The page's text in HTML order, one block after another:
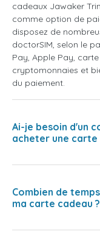
cadeaux Jawaker
comme option de
disposez de
doctorSIM, selon le
Pay, Apple Pay,
cryptomonnaies et
du paiement.
Ai-je besoin d'un
acheter une carte
Combien de
ma carte cadeau ?